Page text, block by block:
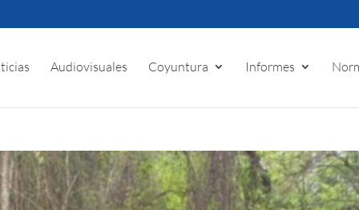
Audiovisuales Coyuntura Informes